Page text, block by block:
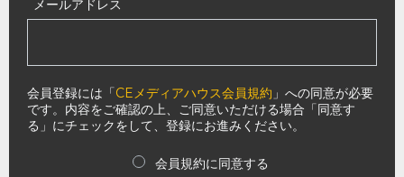
メールアドレス
会員登録には「CEメディアハウス会員規約 」への同意が必要
です。内容をご確認の上、ご同意いただける場合「同意す
る」にチェックをして、登録にお進みください。
会員規約に同意する